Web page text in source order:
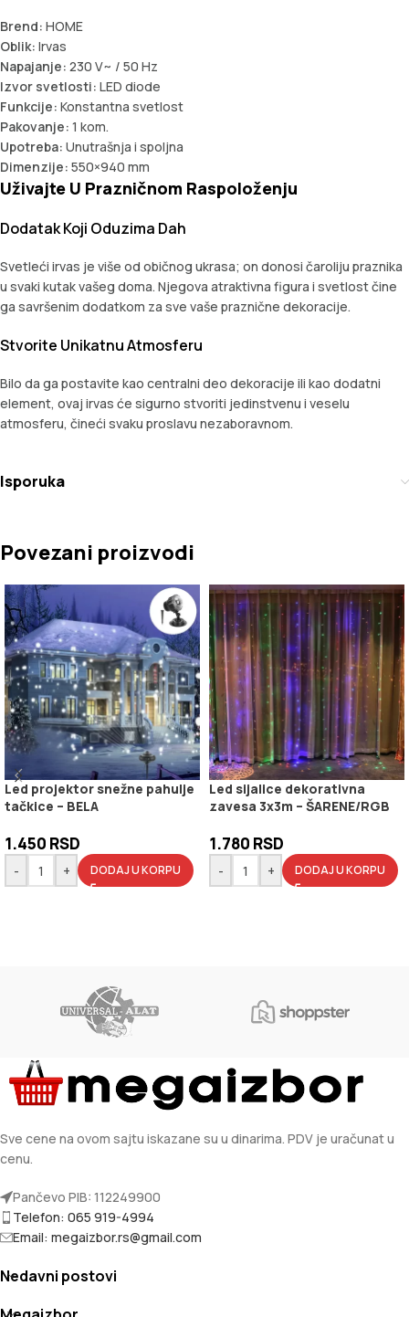
Brend: HOME
Oblik: Irvas
Napajanje: 230 V~ / 50 Hz
Izvor svetlosti: LED diode
Funkcije: Konstantna svetlost
Pakovanje: 1 kom.
Upotreba: Unutrašnja i spoljna
Dimenzije: 550×940 mm
Uživajte U Prazničnom Raspoloženju
Dodatak Koji Oduzima Dah
Svetleći irvas je više od običnog ukrasa; on donosi čaroliju praznika
u svaki kutak vašeg doma. Njegova atraktivna figura i svetlost čine
ga savršenim dodatkom za sve vaše praznične dekoracije.
Stvorite Unikatnu Atmosferu
Bilo da ga postavite kao centralni deo dekoracije ili kao dodatni
element, ovaj irvas će sigurno stvoriti jedinstvenu i veselu
atmosferu, čineći svaku proslavu nezaboravnom.
Isporuka
Povezani proizvodi
Led projektor snežne pahulje
tačkice – BELA
1.450 RSD
- + DODAJ U KORPU
Led sijalice dekorativna
zavesa 3x3m – ŠARENE/RGB
1.780 RSD
- + DODAJ U KORPU
Sve cene na ovom sajtu iskazane su u dinarima. PDV je uračunat u
cenu.
Pančevo PIB: 112249900
Telefon: 065 919-4994
Email: megaizbor.rs@gmail.com
Nedavni postovi